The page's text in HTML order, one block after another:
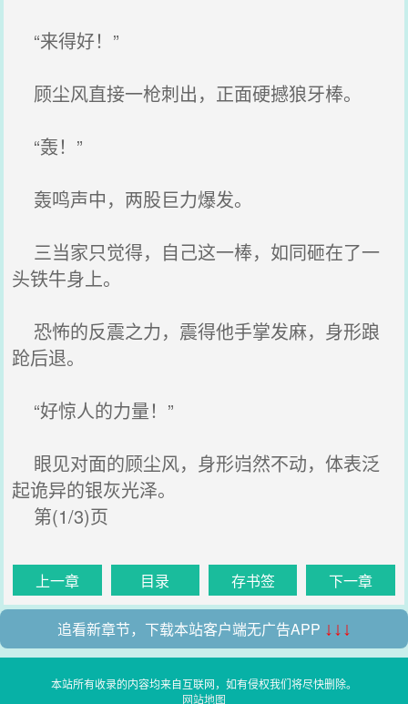
“来得好！”
顾尘风直接一枪刺出，正面硬撼狼牙棒。
“轰！”
轰鸣声中，两股巨力爆发。
三当家只觉得，自己这一棒，如同砸在了一
头铁牛身上。
恐怖的反震之力，震得他手掌发麻，身形踉
跄后退。
“好惊人的力量！”
眼见对面的顾尘风，身形岿然不动，体表泛
起诡异的银灰光泽。
第(1/3)页
上一章 目录 存书签 下一章
追看新章节，下载本站客户端无广告APP ↓↓↓
本站所有收录的内容均来自互联网，如有侵权我们将尽快删除。
网站地图